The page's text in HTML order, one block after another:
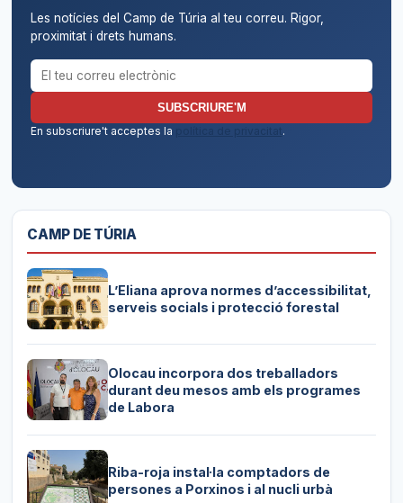
Les notícies del Camp de Túria al teu correu. Rigor,
proximitat i drets humans.
Correu electrònic per al butlletí
SUBSCRIURE'M
En subscriure't acceptes la
política de privacitat.
CAMP DE TÚRIA
L’Eliana aprova normes d’accessibilitat,
serveis socials i protecció forestal
Olocau incorpora dos treballadors
durant deu mesos amb els programes
de Labora
Riba-roja instal·la comptadors de
persones a Porxinos i al nucli urbà